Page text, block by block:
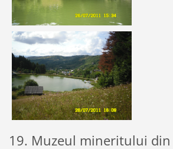
19. Muzeul mineritului din